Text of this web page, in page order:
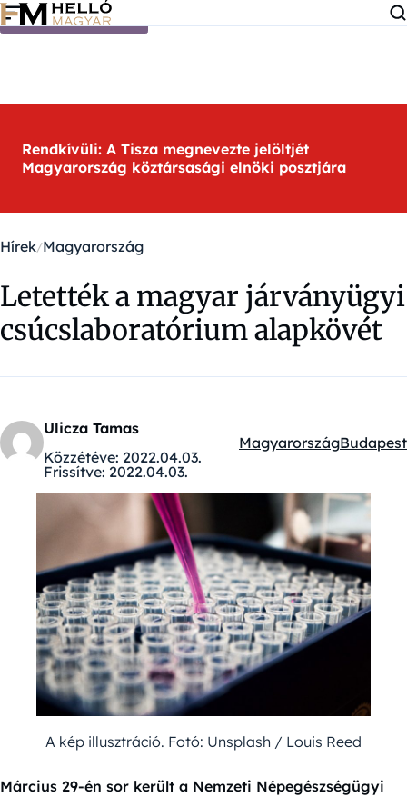
Ugrás a tartalomra
Rendkívüli: A Tisza megnevezte jelöltjét
Magyarország köztársasági elnöki posztjára
Hírek Magyarország
Letették a magyar járványügyi
csúcslaboratórium alapkövét
Ulicza Tamas
Közzétéve: 2022.04.03.
Frissítve: 2022.04.03.
Kategóriák:
MagyarországBudapest
A kép illusztráció. Fotó: Unsplash / Louis Reed
Március 29-én sor került a Nemzeti Népegészségügyi